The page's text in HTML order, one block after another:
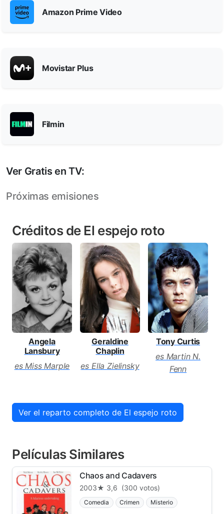
Amazon Prime Video
Movistar Plus
Filmin
Ver Gratis en TV:
Próximas emisiones
Créditos de El espejo roto
Angela
Lansbury
es Miss Marple
Geraldine
Chaplin
es Ella Zielinsky
Tony Curtis
es Martin N.
Fenn
Ver el reparto completo de El espejo roto
Películas Similares
Chaos and Cadavers
2003★ 3,6 (300 votos)
Comedia Crimen Misterio